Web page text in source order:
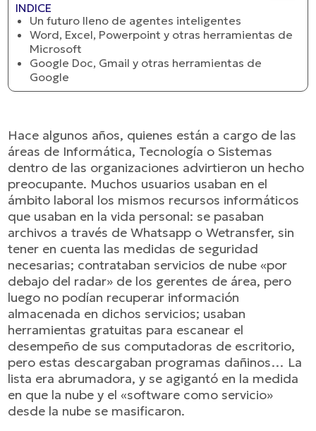
INDICE
Un futuro lleno de agentes inteligentes
Word, Excel, Powerpoint y otras herramientas de
Microsoft
Google Doc, Gmail y otras herramientas de
Google
Hace algunos años, quienes están a cargo de las
áreas de Informática, Tecnología o Sistemas
dentro de las organizaciones advirtieron un hecho
preocupante. Muchos usuarios usaban en el
ámbito laboral los mismos recursos informáticos
que usaban en la vida personal: se pasaban
archivos a través de Whatsapp o Wetransfer, sin
tener en cuenta las medidas de seguridad
necesarias; contrataban servicios de nube «por
debajo del radar» de los gerentes de área, pero
luego no podían recuperar información
almacenada en dichos servicios; usaban
herramientas gratuitas para escanear el
desempeño de sus computadoras de escritorio,
pero estas descargaban programas dañinos… La
lista era abrumadora, y se agigantó en la medida
en que la nube y el «software como servicio»
desde la nube se masificaron.